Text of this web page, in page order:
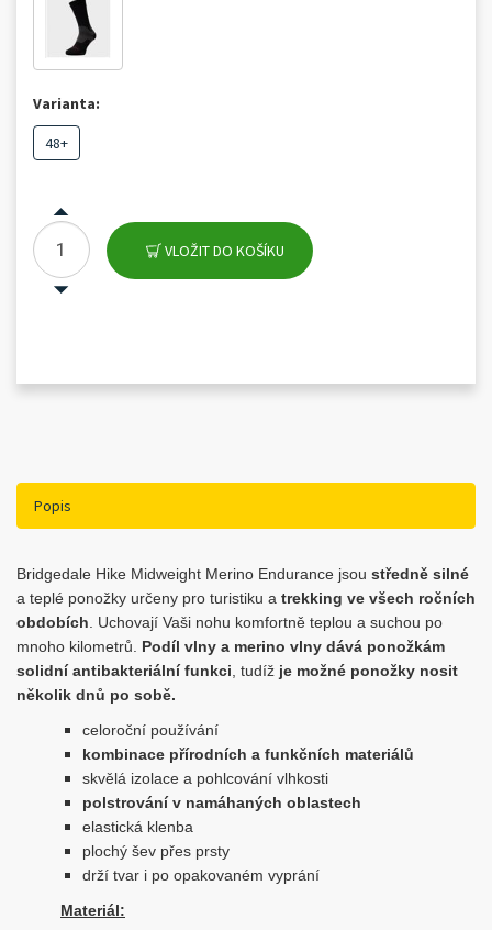
Varianta:
48+
VLOŽIT DO KOŠÍKU
Popis
Bridgedale Hike Midweight Merino Endurance jsou středně silné
a teplé ponožky určeny pro turistiku a trekking ve všech ročních
obdobích . Uchovají Vaši nohu komfortně teplou a suchou po
mnoho kilometrů. Podíl vlny a merino vlny dává ponožkám
solidní antibakteriální funkci , tudíž je možné ponožky nosit
několik dnů po sobě.
celoroční používání
kombinace přírodních a funkčních materiálů
skvělá izolace a pohlcování vlhkosti
polstrování v namáhaných oblastech
elastická klenba
plochý šev přes prsty
drží tvar i po opakovaném vyprání
Materiál: